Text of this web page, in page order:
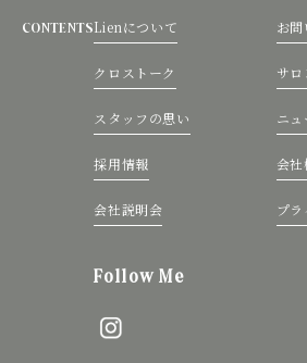
CONTENTSLienについて
クロストーク
スタッフの思い
採用情報
会社説明会
お
サロ
ニ
会社
プ
Follow Me